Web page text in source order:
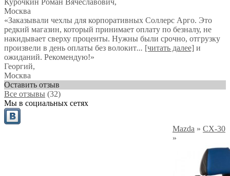
Курочкин Роман Вячеславович,
Москва
«Заказывали чехлы для корпоративных Соллерс Арго. Это
редкий магазин, который принимает оплату по безналу, не
накидывает сверху проценты. Нужны были срочно, отгрузку
произвели в день оплаты без волокит... [читать далее] и
ожиданий. Рекомендую!»
Георгий,
Москва
Оставить отзыв
Все отзывы (32)
Мы в социальных сетях
Mazda » CX-30
»